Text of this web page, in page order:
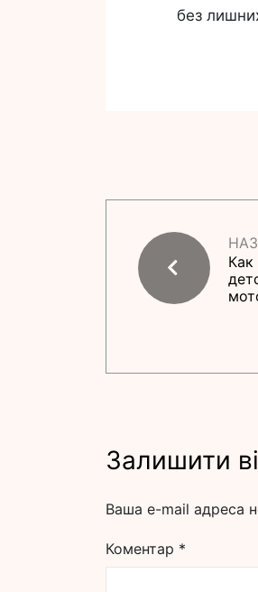
без
Как
Залишити
Ваша e-mail адреса
Коментар *